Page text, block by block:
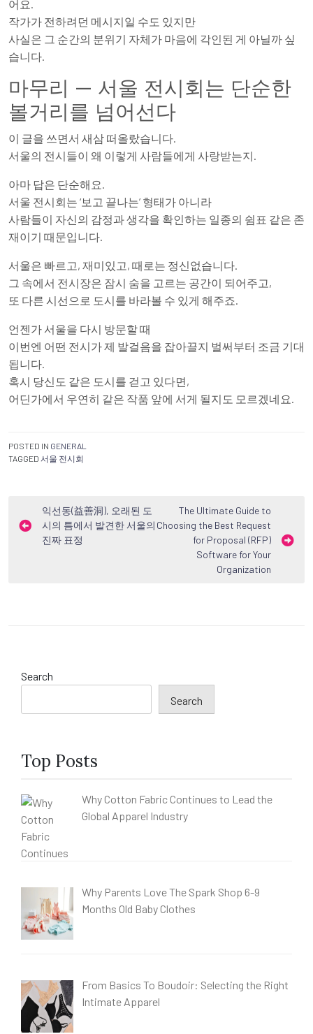
어요.
작가가 전하려던 메시지일 수도 있지만
사실은 그 순간의 분위기 자체가 마음에 각인된 게 아닐까 싶
습니다.
마무리 — 서울 전시회는 단순한
볼거리를 넘어선다
이 글을 쓰면서 새삼 떠올랐습니다.
서울의 전시들이 왜 이렇게 사람들에게 사랑받는지.
아마 답은 단순해요.
서울 전시회는 ‘보고 끝나는’ 형태가 아니라
사람들이 자신의 감정과 생각을 확인하는 일종의 쉼표 같은 존
재이기 때문입니다.
서울은 빠르고, 재미있고, 때로는 정신없습니다.
그 속에서 전시장은 잠시 숨을 고르는 공간이 되어주고,
또 다른 시선으로 도시를 바라볼 수 있게 해주죠.
언젠가 서울을 다시 방문할 때
이번엔 어떤 전시가 제 발걸음을 잡아끌지 벌써부터 조금 기대
됩니다.
혹시 당신도 같은 도시를 걷고 있다면,
어딘가에서 우연히 같은 작품 앞에 서게 될지도 모르겠네요.
POSTED IN GENERAL
TAGGED 서울 전시회
Post
navigation
익선동(益善洞), 오래된 도
시의 틈에서 발견한 서울의
진짜 표정
The Ultimate Guide to
Choosing the Best Request
for Proposal (RFP)
Software for Your
Organization
Search
Search
Top Posts
Why Cotton Fabric Continues to Lead the
Global Apparel Industry
Why Parents Love The Spark Shop 6-9
Months Old Baby Clothes
From Basics To Boudoir: Selecting the Right
Intimate Apparel